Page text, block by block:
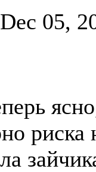
05,
риска